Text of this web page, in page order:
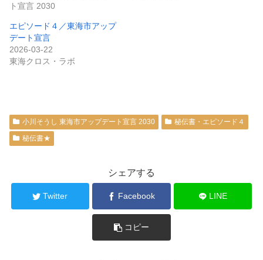
ト宣言 2030
エピソード４／東海市アップ
デート宣言
2026-03-22
東海クロス・ラボ
小川そうし 東海市アップデート宣言 2030
秘伝書・エピソード４
秘伝書★
シェアする
Twitter Facebook LINE
コピー